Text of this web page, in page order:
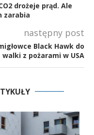
drożeje prąd. Ale
zarabia
następny post
Black Hawk do
walki z pożarami w USA